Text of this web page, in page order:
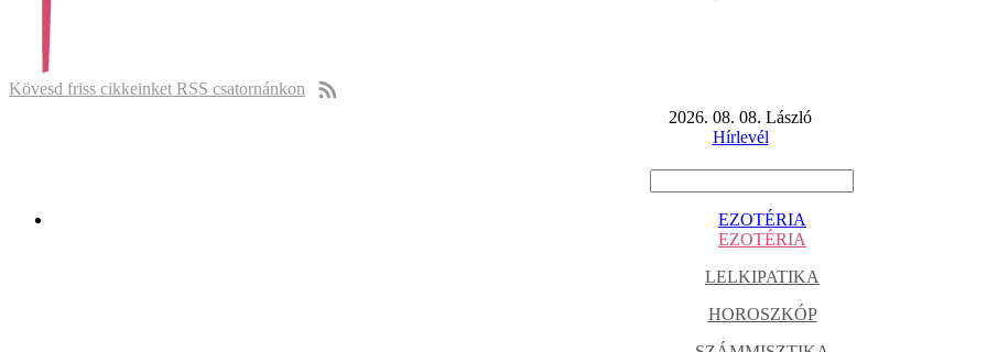
Kövesd friss cikkeinket RSS csatornánkon
2026. 08. 08. László
Hírlevél
EZOTÉRIA
EZOTÉRIA
LELKIPATIKA
HOROSZKÓP